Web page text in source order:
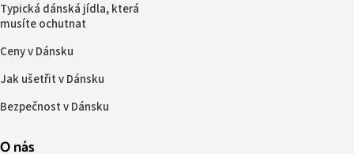
Typická dánská jídla, která
musíte ochutnat
Ceny v Dánsku
Jak ušetřit v Dánsku
Bezpečnost v Dánsku
O nás